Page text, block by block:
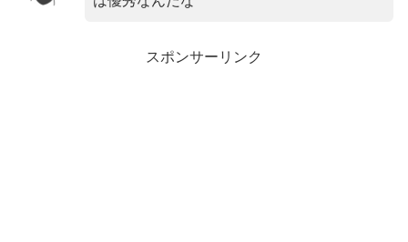
スポンサーリンク